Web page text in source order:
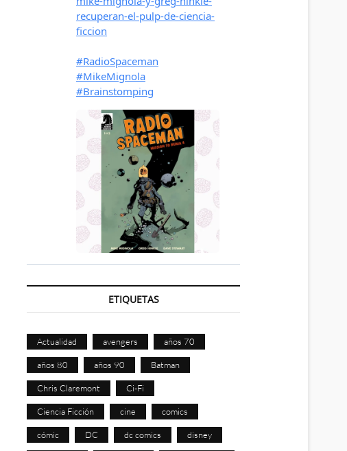
ETIQUETAS
Actualidad avengers años 70
años 80 años 90 Batman
Chris Claremont Ci-Fi
Ciencia Ficción cine comics
cómic DC dc comics disney